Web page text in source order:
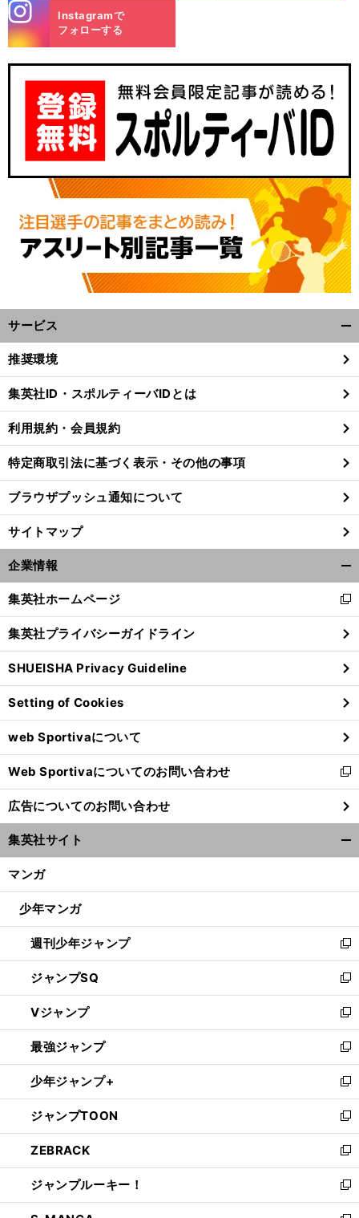
前
m
Instagramで
フォローする
サービス
閉
る
推奨環境
集英社ID・スポルティーバIDとは
利用規約・会員規約
特定商取引法に基づく表示・その他の事項
ブラウザプッシュ通知について
サイトマップ
企業情報
閉
る
集英社ホームページ
新
し
い
ウ
ィ
ン
ド
ウ
で
開
く
集英社プライバシーガイドライン
SHUEISHA Privacy Guideline
Setting of Cookies
web Sportivaについて
Web Sportivaについてのお問い合わせ
新
し
い
ウ
ィ
ン
ウ
開
く
広告についてのお問い合わせ
集英社サイト
マンガ
少年マンガ
週刊少年ジャンプ
新
し
い
ウ
ィ
ン
ド
ウ
で
開
く
ジャンプSQ
新
し
い
ウ
ィ
ン
ド
ウ
で
開
く
Vジャンプ
新
し
い
ウ
ィ
ン
ド
ウ
で
開
く
最強ジャンプ
新
し
い
ウ
ィ
ン
ド
ウ
で
開
少年ジャンプ+
新
し
い
ウ
ィ
ン
ド
ウ
ジャンプTOON
新
し
い
ウ
ィ
ン
ZEBRACK
新
し
い
ウ
ジャンプルーキー！
新
し